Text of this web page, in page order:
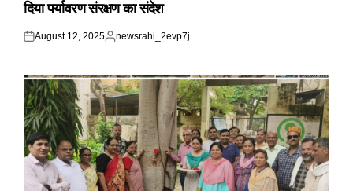
दिया पर्यावरण संरक्षण का संदेश
Posted
August 12, 2025
Posted
newsrahi_2evp7j